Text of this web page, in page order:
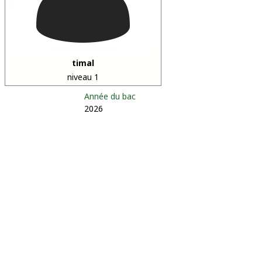
timal
niveau 1
Année du bac
2026